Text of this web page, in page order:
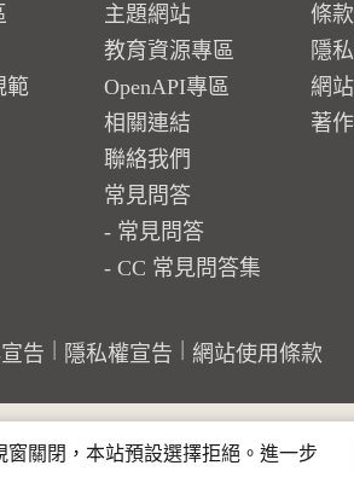
範
主題網站
教育資源專區
OpenAPI專區
相關連結
聯絡我們
常見問答
常見問答
CC 常見問答集
條
隱
網
著
告 隱私權宣告 網站使用條款
關閉，本站預設選擇拒絕。進一步